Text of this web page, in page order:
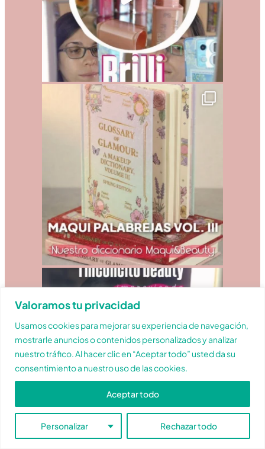
Valoramos tu privacidad
Usamos cookies para mejorar su experiencia de navegación,
mostrarle anuncios o contenidos personalizados y analizar
nuestro tráfico. Al hacer clic en “Aceptar todo” usted da su
consentimiento a nuestro uso de las cookies.
Personalizar Rechazar todo
Aceptar todo